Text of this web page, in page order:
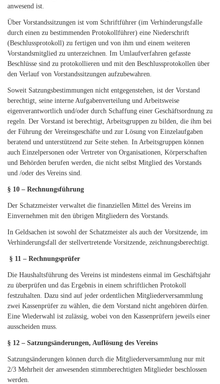
anwesend ist.
Über Vorstandssitzungen ist vom Schriftführer (im Verhinderungsfalle
durch einen zu bestimmenden Protokollführer) eine Niederschrift
(Beschlussprotokoll) zu fertigen und von ihm und einem weiteren
Vorstandsmitglied zu unterzeichnen. Im Umlaufverfahren gefasste
Beschlüsse sind zu protokollieren und mit den Beschlussprotokollen über
den Verlauf von Vorstandssitzungen aufzubewahren.
Soweit Satzungsbestimmungen nicht entgegenstehen, ist der Vorstand
berechtigt, seine interne Aufgabenverteilung und Arbeitsweise
eigenverantwortlich und/oder durch Schaffung einer Geschäftsordnung zu
regeln. Der Vorstand ist berechtigt, Arbeitsgruppen zu bilden, die ihm bei
der Führung der Vereinsgeschäfte und zur Lösung von Einzelaufgaben
beratend und unterstützend zur Seite stehen. In Arbeitsgruppen können
auch Einzelpersonen oder Vertreter von Organisationen, Körperschaften
und Behörden berufen werden, die nicht selbst Mitglied des Vorstands
und /oder des Vereins sind.
§ 10 – Rechnungsführung
Der Schatzmeister verwaltet die finanziellen Mittel des Vereins im
Einvernehmen mit den übrigen Mitgliedern des Vorstands.
In Geldsachen ist sowohl der Schatzmeister als auch der Vorsitzende, im
Verhinderungsfall der stellvertretende Vorsitzende, zeichnungsberechtigt.
§ 11 – Rechnungsprüfer
Die Haushaltsführung des Vereins ist mindestens einmal im Geschäftsjahr
zu überprüfen und das Ergebnis in einem schriftlichen Protokoll
festzuhalten. Dazu sind auf jeder ordentlichen Mitgliederversammlung
zwei Kassenprüfer zu wählen, die dem Vorstand nicht angehören dürfen.
Eine Wiederwahl ist zulässig, wobei von den Kassenprüfern jeweils einer
ausscheiden muss.
§ 12 – Satzungsänderungen, Auflösung des Vereins
Satzungsänderungen können durch die Mitgliederversammlung nur mit
2/3 Mehrheit der anwesenden stimmberechtigten Mitglieder beschlossen
werden.